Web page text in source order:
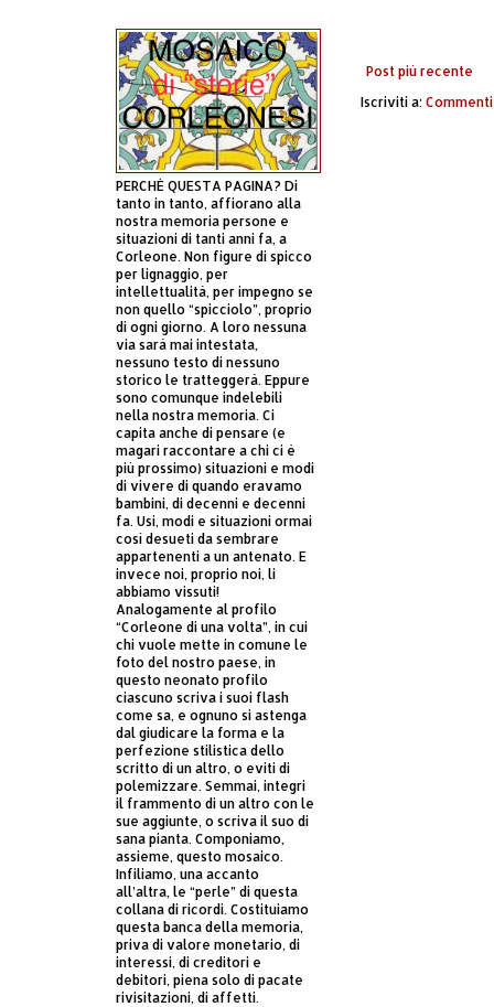
Post più recente
Iscriviti a:
PERCHÈ QUESTA PAGINA? Di
tanto in tanto, affiorano alla
nostra memoria persone e
situazioni di tanti anni fa, a
Corleone. Non figure di spicco
per lignaggio, per
intellettualità, per impegno se
non quello “spicciolo”, proprio
di ogni giorno. A loro nessuna
via sarà mai intestata,
nessuno testo di nessuno
storico le tratteggerà. Eppure
sono comunque indelebili
nella nostra memoria. Ci
capita anche di pensare (e
magari raccontare a chi ci è
più prossimo) situazioni e modi
di vivere di quando eravamo
bambini, di decenni e decenni
fa. Usi, modi e situazioni ormai
così desueti da sembrare
appartenenti a un antenato. E
invece noi, proprio noi, li
abbiamo vissuti!
Analogamente al profilo
“Corleone di una volta”, in cui
chi vuole mette in comune le
foto del nostro paese, in
questo neonato profilo
ciascuno scriva i suoi flash
come sa, e ognuno si astenga
dal giudicare la forma e la
perfezione stilistica dello
scritto di un altro, o eviti di
polemizzare. Semmai, integri
il frammento di un altro con le
sue aggiunte, o scriva il suo di
sana pianta. Componiamo,
assieme, questo mosaico.
Infiliamo, una accanto
all’altra, le “perle” di questa
collana di ricordi. Costituiamo
questa banca della memoria,
priva di valore monetario, di
interessi, di creditori e
debitori, piena solo di pacate
rivisitazioni, di affetti.